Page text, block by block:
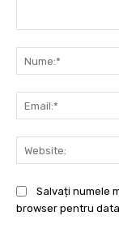
Salvați numele
browser pentru